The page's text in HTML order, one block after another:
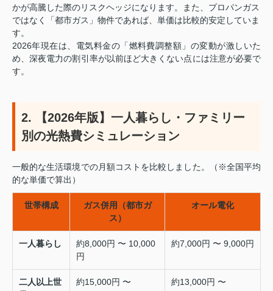
かが高騰した際のリスクヘッジになります。また、プロパンガス
ではなく「都市ガス」物件であれば、単価は比較的安定していま
す。
2026年現在は、電気料金の「燃料費調整額」の変動が激しいた
め、深夜電力の割引率が以前ほど大きくない点には注意が必要で
す。
2. 【2026年版】一人暮らし・ファミリー
別の光熱費シミュレーション
一般的な生活環境での月額コストを比較しました。（※全国平均
的な単価で算出）
世帯構成
ガス併用（都市ガ
ス）
オール電化
一人暮らし
約8,000円 〜 10,000
円
約7,000円 〜 9,000円
二人以上世
約15,000円 〜
約13,000円 〜